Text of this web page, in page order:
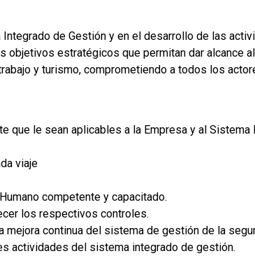
de Gestión y en el desarrollo de las
estratégicos que permitan dar alcance
y turismo, comprometiendo a todos los
le sean aplicables a la Empresa y al Sistema
viaje
competente y capacitado.
los respectivos controles.
continua del sistema de gestión de la
actividades del sistema integrado de gestión.